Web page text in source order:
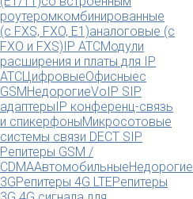
роутеромкомбинированные
(c FXS, FXO, E1)аналоговые (с
FXO и FXS)IP АТСМодули
расширения и платы для IP
АТСЦифровыеОфисныес
GSMНедорогиеVoIP SIP
адаптерыIP конференц-связь
и спикерфоныМикросотовые
системы связи DECT SIP
Репитеры GSM /
CDMAАвтомобильныеНедорогие
3GРепитеры 4G LTEРепитеры